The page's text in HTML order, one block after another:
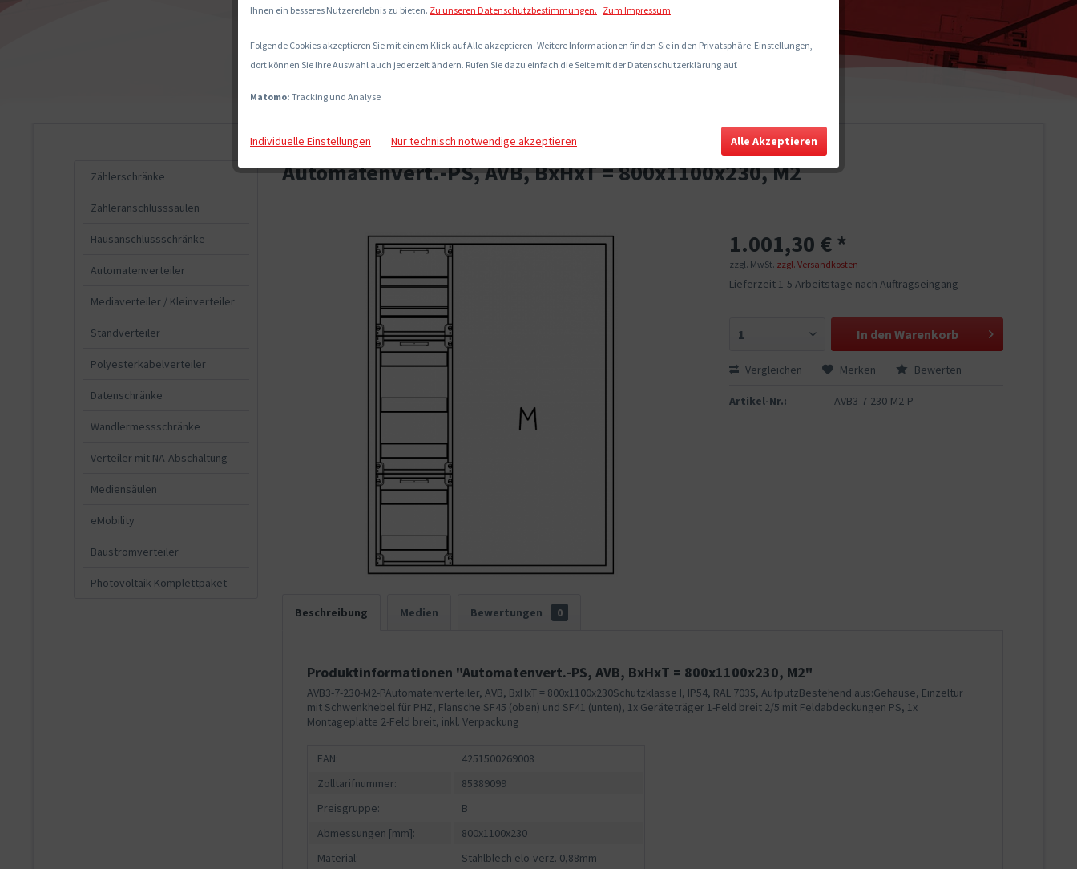
Zählerschränke
Zähleranschlusssäulen
Hausanschlussschränke
Automatenverteiler
Mediaverteiler / Kleinverteiler
Standverteiler
Polyesterkabelverteiler
Datenschränke
Wandlermessschränke
Verteiler mit NA-Abschaltung
Mediensäulen
eMobility
Baustromverteiler
Photovoltaik Komplettpaket
Automatenvert.-PS, AVB, BxHxT = 800x1100x230, M2
1.001,30 € *
zzgl. MwSt. zzgl. Versandkosten
Lieferzeit 1-5 Arbeitstage nach Auftragseingang
In den Warenkorb
Vergleichen Merken Bewerten
Artikel-Nr.: AVB3-7-230-M2-P
Beschreibung Medien Bewertungen 0
Produktinformationen "Automatenvert.-PS, AVB, BxHxT = 800x1100x230, M2"
AVB3-7-230-M2-PAutomatenverteiler, AVB, BxHxT = 800x1100x230Schutzklasse I, IP54, RAL 7035, AufputzBestehend aus:Gehäuse, Einzeltür
mit Schwenkhebel für PHZ, Flansche SF45 (oben) und SF41 (unten), 1x Geräteträger 1-Feld breit 2/5 mit Feldabdeckungen PS, 1x
Montageplatte 2-Feld breit, inkl. Verpackung
EAN:
4251500269008
Zolltarifnummer:
85389099
Preisgruppe:
B
Abmessungen [mm]:
800x1100x230
Material:
Stahlblech elo-verz. 0,88mm
Ihnen ein besseres Nutzererlebnis zu bieten. Zu unseren Datenschutzbestimmungen. Zum Impressum
Folgende Cookies akzeptieren Sie mit einem Klick auf Alle akzeptieren. Weitere Informationen finden Sie in den Privatsphäre-Einstellungen,
dort können Sie Ihre Auswahl auch jederzeit ändern. Rufen Sie dazu einfach die Seite mit der Datenschutzerklärung auf.
Matomo: Tracking und Analyse
Individuelle Einstellungen Nur technisch notwendige akzeptieren Alle Akzeptieren